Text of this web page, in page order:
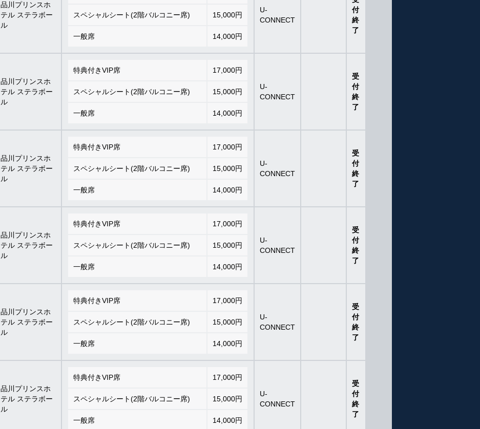
品川プリンスホ
テル ステラボー
ル
スペシャルシート(2階バルコニー席) 15,000円
一般席 14,000円
U-
CONNECT
付
終
了
品川プリンスホ
テル ステラボー
ル
特典付きVIP席 17,000円
スペシャルシート(2階バルコニー席) 15,000円
一般席 14,000円
U-
CONNECT
受
付
終
了
品川プリンスホ
テル ステラボー
ル
特典付きVIP席 17,000円
スペシャルシート(2階バルコニー席) 15,000円
一般席 14,000円
U-
CONNECT
受
付
終
了
品川プリンスホ
テル ステラボー
ル
特典付きVIP席 17,000円
スペシャルシート(2階バルコニー席) 15,000円
一般席 14,000円
U-
CONNECT
受
付
終
了
品川プリンスホ
テル ステラボー
ル
特典付きVIP席 17,000円
スペシャルシート(2階バルコニー席) 15,000円
一般席 14,000円
U-
CONNECT
受
付
終
了
品川プリンスホ
テル ステラボー
ル
特典付きVIP席 17,000円
スペシャルシート(2階バルコニー席) 15,000円
一般席 14,000円
U-
CONNECT
受
付
終
了